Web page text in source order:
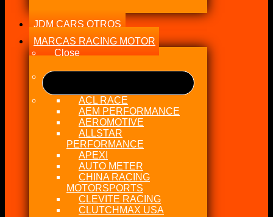
JDM CARS OTROS
MARCAS RACING MOTOR
Close
ACL RACE
AEM PERFORMANCE
AEROMOTIVE
ALLSTAR
PERFORMANCE
APEXI
AUTO METER
CHINA RACING
MOTORSPORTS
CLEVITE RACING
CLUTCHMAX USA